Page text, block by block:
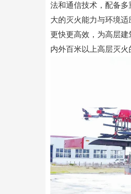
法和通信技术，配备
大的灭火能力与环境
更快更高效，为高层
内外百米以上高层灭火